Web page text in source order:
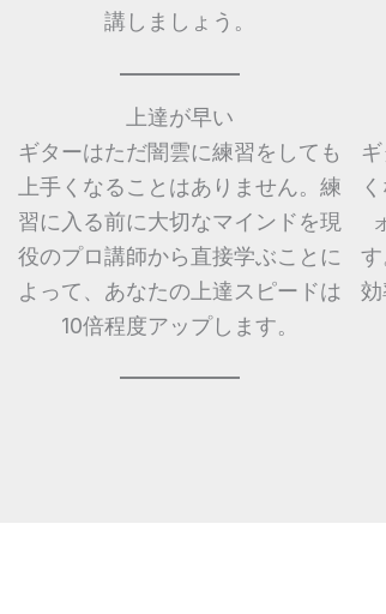
講しましょう。
上達が早い
ギターはただ闇雲に練習をしても
上手くなることはありません。練
習に入る前に大切なマインドを現
役のプロ講師から直接学ぶことに
よって、あなたの上達スピードは
10倍程度アップします。